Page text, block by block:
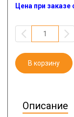
Цена при заказе
В корзину
Описание